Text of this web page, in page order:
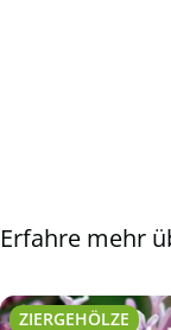
Erfahre mehr
ZIERGEHÖLZE